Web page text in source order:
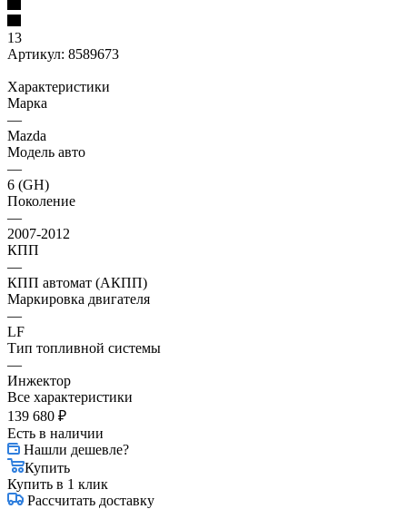
13
Артикул: 8589673
Характеристики
Марка
—
Mazda
Модель авто
—
6 (GH)
Поколение
—
2007-2012
КПП
—
КПП автомат (АКПП)
Маркировка двигателя
—
LF
Тип топливной системы
—
Инжектор
Все характеристики
139 680 ₽
Есть в наличии
Нашли дешевле?
Купить
Купить в 1 клик
Рассчитать доставку